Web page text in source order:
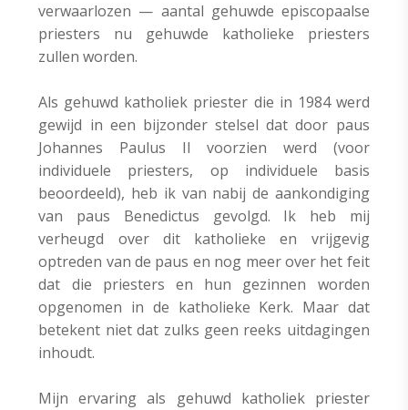
verwaarlozen — aantal gehuwde episcopaalse
priesters nu gehuwde katholieke priesters
zullen worden.
Als gehuwd katholiek priester die in 1984 werd
gewijd in een bijzonder stelsel dat door paus
Johannes Paulus II voorzien werd (voor
individuele priesters, op individuele basis
beoordeeld), heb ik van nabij de aankondiging
van paus Benedictus gevolgd. Ik heb mij
verheugd over dit katholieke en vrijgevig
optreden van de paus en nog meer over het feit
dat die priesters en hun gezinnen worden
opgenomen in de katholieke Kerk. Maar dat
betekent niet dat zulks geen reeks uitdagingen
inhoudt.
Mijn ervaring als gehuwd katholiek priester